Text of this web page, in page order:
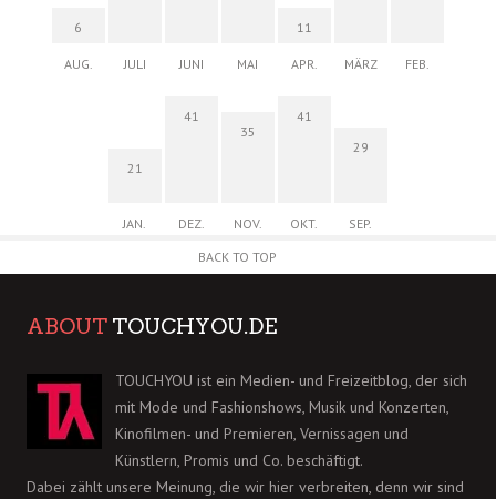
6
AUG. JULI JUNI MAI
11
APR. MÄRZ FEB.
21
JAN.
41
DEZ.
35
NOV.
41
OKT.
29
SEP.
BACK TO TOP
ABOUT TOUCHYOU.DE
TOUCHYOU ist ein Medien- und Freizeitblog, der sich
mit Mode und Fashionshows, Musik und Konzerten,
Kinofilmen- und Premieren, Vernissagen und
Künstlern, Promis und Co. beschäftigt.
Dabei zählt unsere Meinung, die wir hier verbreiten, denn wir sind